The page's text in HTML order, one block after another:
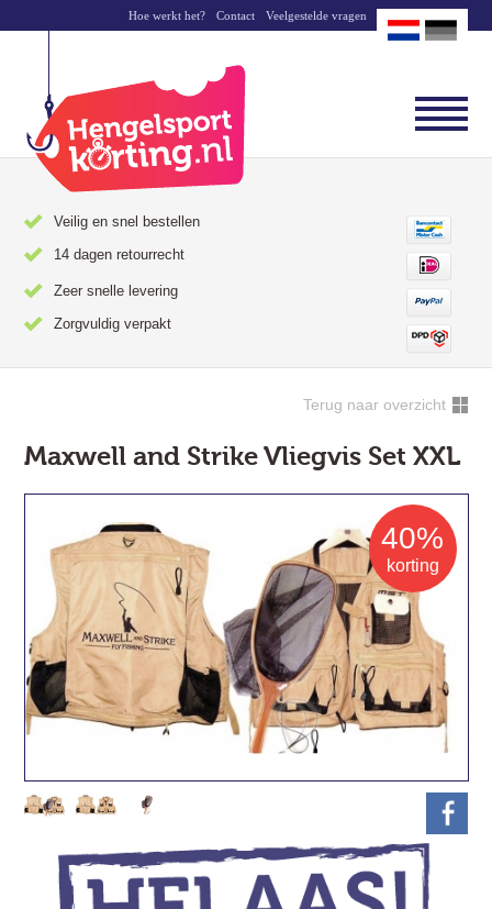
Hoe werkt het? Contact Veelgestelde vragen
Veilig en snel bestellen
14 dagen retourrecht
Zeer snelle levering
Zorgvuldig verpakt
Terug naar overzicht
Maxwell and Strike Vliegvis Set XXL
40%
korting